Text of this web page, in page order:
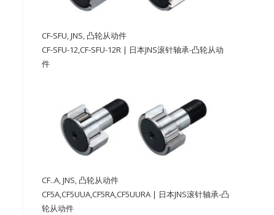
CF-SFU JNS 凸轮从动件
CF-SFU-12,CF-SFU-12R | 日本JNS滚针轴承-凸轮从动
件
CF..A,JNS, 凸轮从动件
CF5A,CF5UUA,CF5RA,CF5UURA | 日本JNS滚针轴承-凸
轮从动件